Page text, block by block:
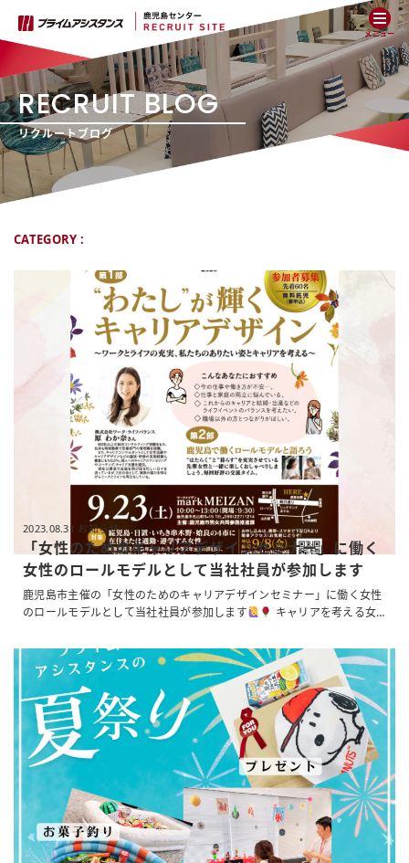
メニュー
RECRUIT BLOG
リクルートブログ
CATEGORY :
2023.08.31 お知らせ
「女性のためのキャリアデザインセミナー」に働く
女性のロールモデルとして当社社員が参加します
鹿児島市主催の「女性のためのキャリアデザインセミナー」に働く女性
のロールモデルとして当社社員が参加します
キャリアを考える女
リアデザインセミナー 鹿児島」で検索
または下記URLをご確認くだ
さい
https://www.city.kagoshima.lg.jp/shimin/jinken/danjokyodo/
...